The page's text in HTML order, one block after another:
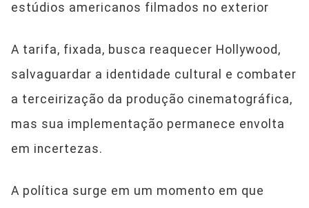
estúdios americanos filmados no exterior
A tarifa, fixada, busca reaquecer Hollywood,
salvaguardar a identidade cultural e combater
a terceirização da produção cinematográfica,
mas sua implementação permanece envolta
em incertezas.
A política surge em um momento em que